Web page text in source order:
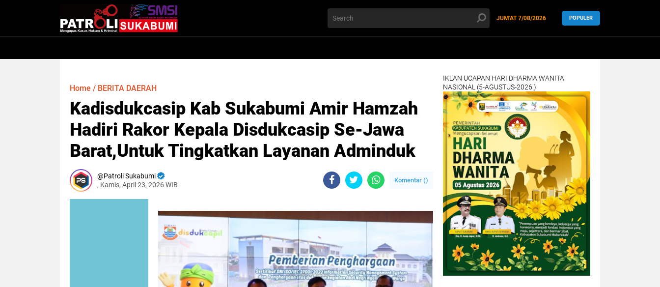
JUM'AT7/08/2026 POPULER
Home / BERITA DAERAH
Kadisdukcasip Kab Sukabumi Amir Hamzah
Hadiri Rakor Kepala Disdukcasip Se-Jawa
Barat,Untuk Tingkatkan Layanan Adminduk
Patroli Sukabumi
, Kamis, April 23, 2026 WIB
Komentar ()
IKLAN UCAPAN HARI DHARMA WANITA
NASIONAL (5-AGUSTUS-2026 )